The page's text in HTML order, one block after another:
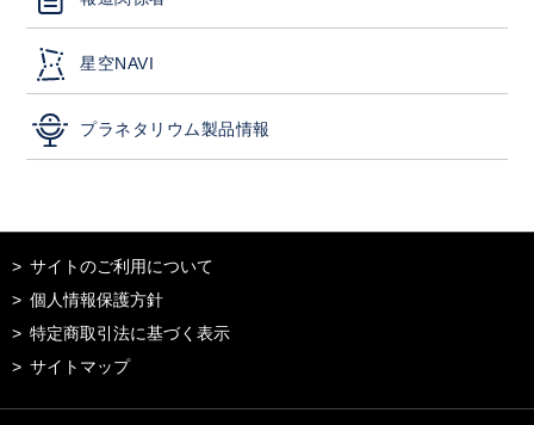
星空NAVI
プラネタリウム製品情報
サイトのご利用について
個人情報保護方針
特定商取引法に基づく表示
サイトマップ